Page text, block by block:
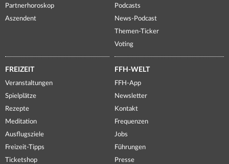
Partnerhoroskop
Aszendent
Podcasts
News-Podcast
Themen-Ticker
Voting
FREIZEIT
Veranstaltungen
Spielplätze
Rezepte
Meditation
Ausflugsziele
Freizeit-Tipps
Ticketshop
FFH-WELT
FFH-App
Newsletter
Kontakt
Frequenzen
Jobs
Führungen
Presse